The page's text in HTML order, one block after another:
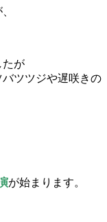
たが
ツツジや遅咲きの
が始まります。